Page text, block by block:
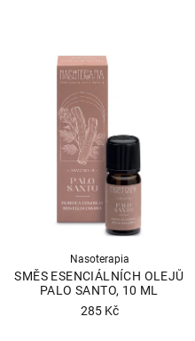
Nasoterapia
SMĚS ESENCIÁLNÍCH OLEJŮ
PALO SANTO, 10 ML
285 Kč